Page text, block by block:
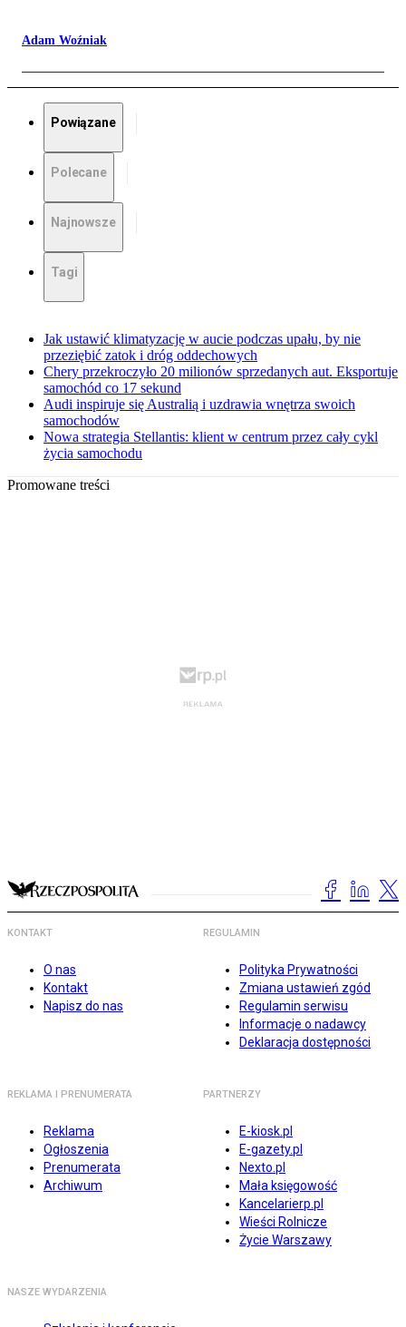
Adam Woźniak
Powiązane
Polecane
Najnowsze
Tagi
Jak ustawić klimatyzację w aucie podczas upału, by nie
przeziębić zatok i dróg oddechowych
Chery przekroczyło 20 milionów sprzedanych aut. Eksportuje
samochód co 17 sekund
Audi inspiruje się Australią i uzdrawia wnętrza swoich
samochodów
Nowa strategia Stellantis: klient w centrum przez cały cykl
życia samochodu
Promowane treści
KONTAKT
O nas
Kontakt
Napisz do nas
REGULAMIN
Polityka Prywatności
Zmiana ustawień zgód
Regulamin serwisu
Informacje o nadawcy
Deklaracja dostępności
REKLAMA I PRENUMERATA
Reklama
Ogłoszenia
Prenumerata
Archiwum
PARTNERZY
E-kiosk.pl
E-gazety.pl
Nexto.pl
Mała księgowość
Kancelarierp.pl
Wieści Rolnicze
Życie Warszawy
NASZE WYDARZENIA